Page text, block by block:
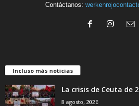
Contáctanos:
Incluso más noticias
La crisis de Ceuta de
8 agosto, 2026